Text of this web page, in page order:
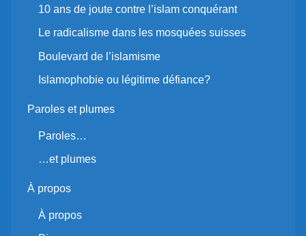
10 ans de joute contre l’islam conquérant
Le radicalisme dans les mosquées suisses
Boulevard de l’islamisme
Islamophobie ou légitime défiance?
Paroles et plumes
Paroles…
…et plumes
À propos
À propos